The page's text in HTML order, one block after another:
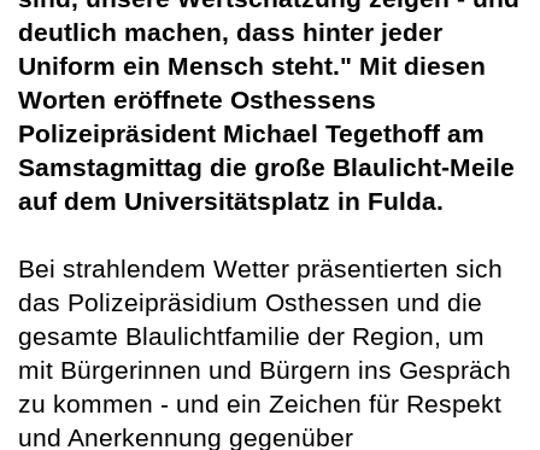
deutlich machen, dass hinter jeder
Uniform ein Mensch steht." Mit diesen
Worten eröffnete Osthessens
Polizeipräsident Michael Tegethoff am
Samstagmittag die große Blaulicht-Meile
auf dem Universitätsplatz in Fulda.
Bei strahlendem Wetter präsentierten sich
das Polizeipräsidium Osthessen und die
gesamte Blaulichtfamilie der Region, um
mit Bürgerinnen und Bürgern ins Gespräch
zu kommen - und ein Zeichen für Respekt
und Anerkennung gegenüber